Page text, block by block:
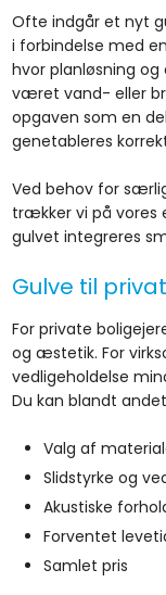
Ofte indgår et nyt
i forbindelse med
hvor planløsning
været vand- eller
opgaven som en
genetableres
Ved behov for
trækker vi på vores
gulvet integreres
Gulve til
For private
og æstetik. For
vedligeholdelse
Du kan blandt
​Valg af
​Slidstyrke og
​Akustiske
​Forventet
​Samlet pris